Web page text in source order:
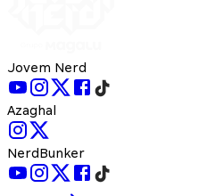
Jovem Nerd
Azaghal
NerdBunker